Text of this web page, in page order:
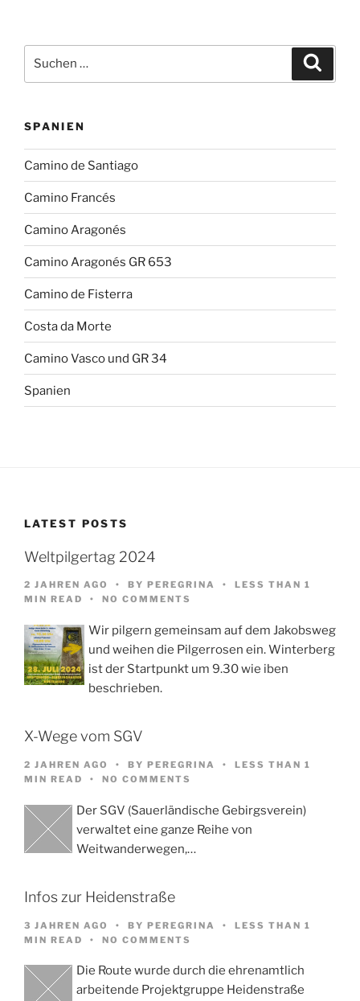
nach:
SPANIEN
Camino de Santiago
Camino Francés
Camino Aragonés
Camino Aragonés GR 653
Camino de Fisterra
Costa da Morte
Camino Vasco und GR 34
Spanien
LATEST POSTS
Weltpilgertag 2024
2 JAHREN AGO BY PEREGRINA
LESS THAN 1
MIN READ
NO COMMENTS
Wir pilgern gemeinsam auf dem Jakobsweg
und weihen die Pilgerrosen ein. Winterberg
ist der Startpunkt um 9.30 wie iben
beschrieben.
X-Wege vom SGV
2 JAHREN AGO BY PEREGRINA
LESS THAN 1
MIN READ
NO COMMENTS
Der SGV (Sauerländische Gebirgsverein)
verwaltet eine ganze Reihe von
Weitwanderwegen,…
Infos zur Heidenstraße
3 JAHREN AGO BY PEREGRINA
LESS THAN 1
MIN READ
NO COMMENTS
Die Route wurde durch die ehrenamtlich
arbeitende Projektgruppe Heidenstraße